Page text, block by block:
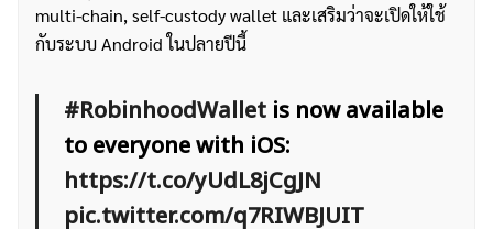
multi-chain, self-custody wallet และเสริมว่าจะเปิดให้ใช้
กับระบบ Android ในปลายปีนี้
#RobinhoodWallet is now available
to everyone with iOS:
https://t.co/yUdL8jCgJN
pic.twitter.com/q7RIWBJUIT